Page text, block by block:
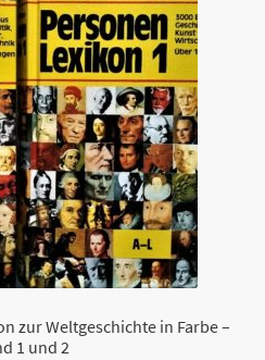
zur Weltgeschichte in Farbe –
1 und 2